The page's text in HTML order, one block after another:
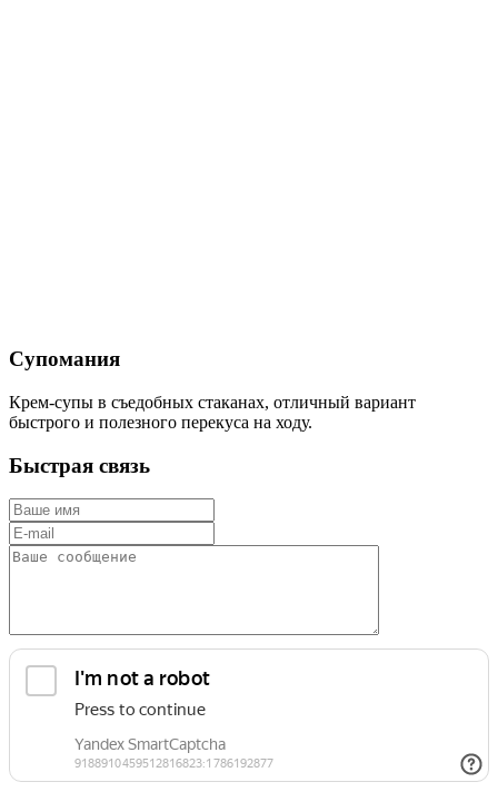
Супомания
Крем-супы в съедобных стаканах, отличный вариант
быстрого и полезного перекуса на ходу.
Быстрая связь